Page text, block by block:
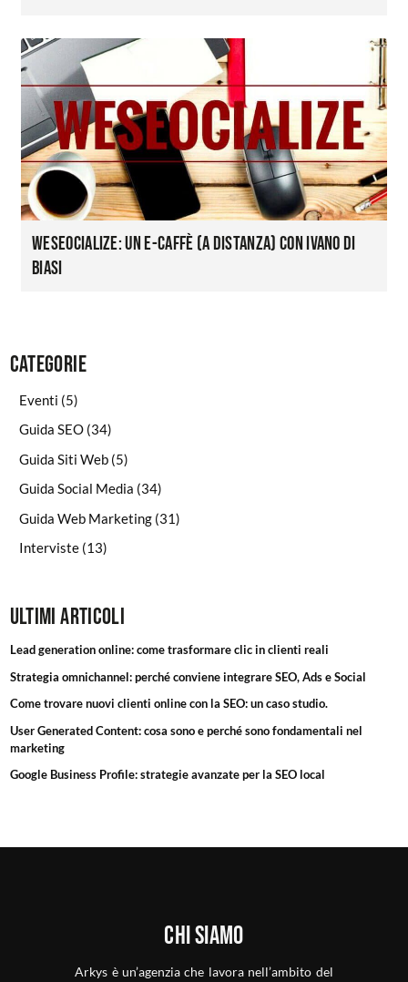
WeSeocialize: un e-caffè (a distanza) con Ivano Di
Biasi
Categorie
Eventi (5)
Guida SEO(34)
Guida Siti Web(5)
Guida Social Media (34)
Guida Web Marketing(31)
Interviste(13)
Ultimi articoli
Lead generation online: come trasformare clic in clienti reali
Strategia omnichannel: perché conviene integrare SEO, Ads e Social
Come trovare nuovi clienti online con la SEO: un caso studio.
User Generated Content: cosa sono e perché sono fondamentali nel
marketing
Google Business Profile: strategie avanzate per la SEO local
Chi siamo
Arkys è un’agenzia che lavora nell’ambito del